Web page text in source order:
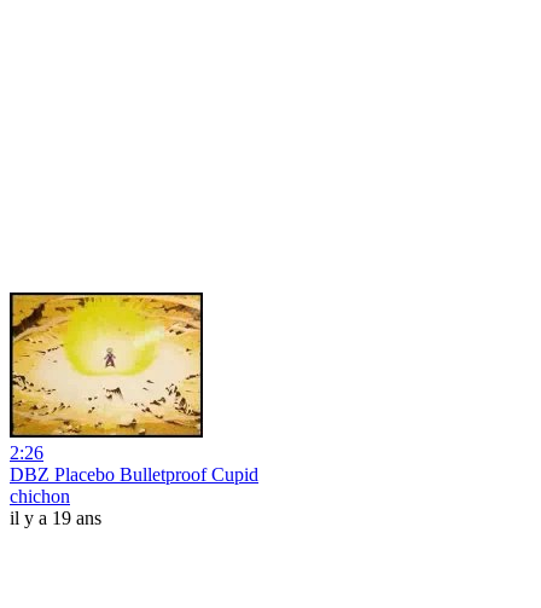
2:26
DBZ Placebo Bulletproof Cupid
chichon
il y a 19 ans